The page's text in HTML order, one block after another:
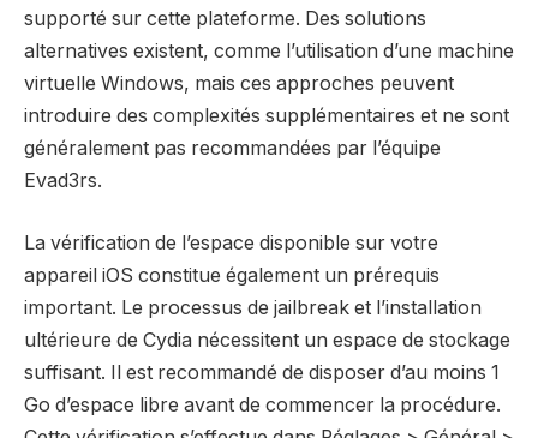
supporté sur cette plateforme. Des solutions
alternatives existent, comme l’utilisation d’une machine
virtuelle Windows, mais ces approches peuvent
introduire des complexités supplémentaires et ne sont
généralement pas recommandées par l’équipe
Evad3rs.
La vérification de l’espace disponible sur votre
appareil iOS constitue également un prérequis
important. Le processus de jailbreak et l’installation
ultérieure de Cydia nécessitent un espace de stockage
suffisant. Il est recommandé de disposer d’au moins 1
Go d’espace libre avant de commencer la procédure.